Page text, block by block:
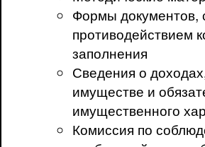
Формы документов,
противодействием
заполнения
Сведения о
имуществе и
имущественного
Комиссия по